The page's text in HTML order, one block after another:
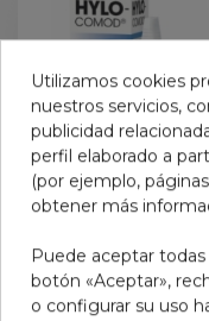
HYLO-COMOD 10
Utilizamos cookies
nuestros servicios,
publicidad
perfil elaborado a
(por ejemplo,
obtener más
Puede aceptar
botón «Aceptar»,
o configurar su uso